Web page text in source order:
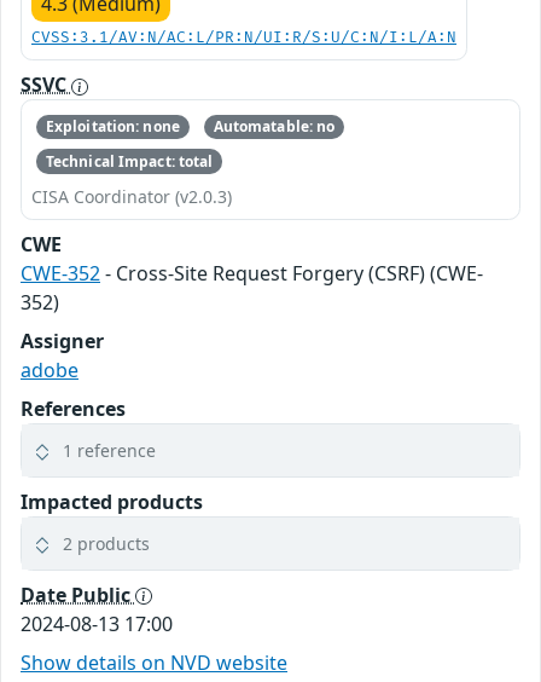
CVSS:3.1/AV:N/AC:L/PR:N/UI:R/S:U/C:N/I:L/A:N
SSVC
Exploitation: none
Automatable: no
Technical Impact: total
CISA Coordinator (v2.0.3)
CWE
CWE-352- Cross-Site Request Forgery (CSRF) (CWE-
352)
Assigner
adobe
References
1 reference
Impacted products
2 products
Date Public
2024-08-13 17:00
Show details on NVD website